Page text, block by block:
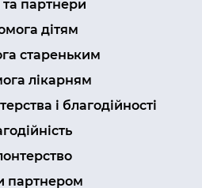
та партнери
дітям
стареньким
лікарням
і благодійності
партнером